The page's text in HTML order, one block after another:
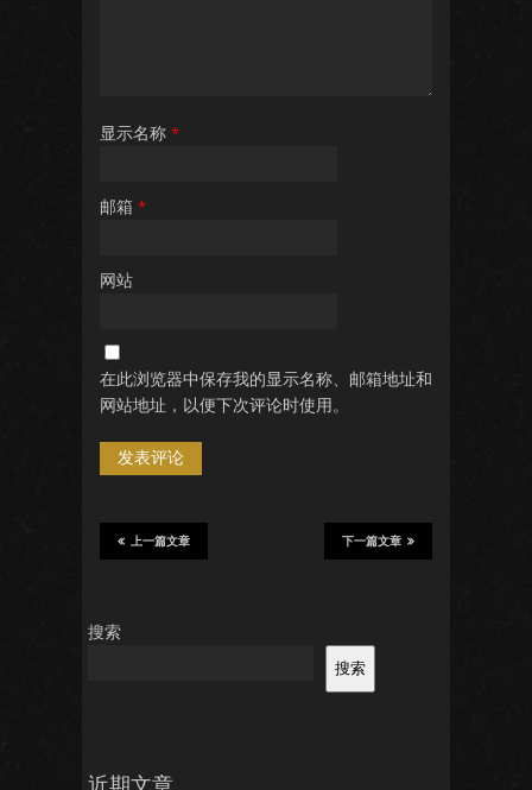
显示名称 *
邮箱 *
网站
在此浏览器中保存我的显示名称、邮箱地址和
网站地址，以便下次评论时使用。
下一篇文章
上一篇文章
搜索
搜索